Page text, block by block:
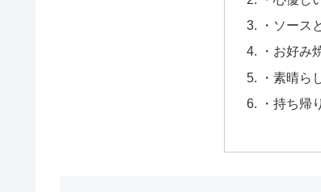
・ソース
・お好み
・素晴ら
・持ち帰